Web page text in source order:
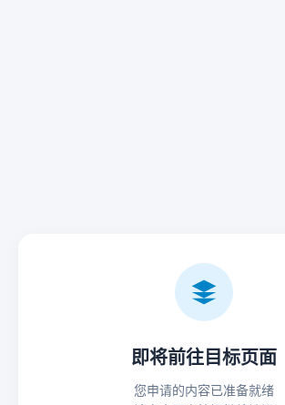
即将前往目标页面
您申请的内容已准备就绪